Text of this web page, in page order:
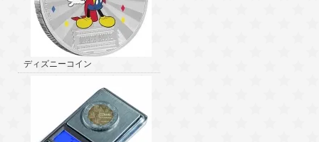
ディズニーコイン